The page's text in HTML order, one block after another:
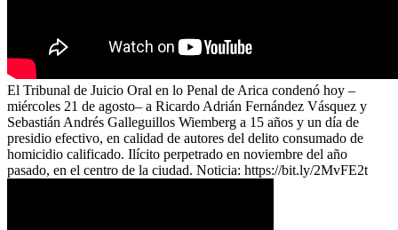
El Tribunal de Juicio Oral en lo Penal de Arica condenó hoy –
miércoles 21 de agosto– a Ricardo Adrián Fernández Vásquez y
Sebastián Andrés Galleguillos Wiemberg a 15 años y un día de
presidio efectivo, en calidad de autores del delito consumado de
homicidio calificado. Ilícito perpetrado en noviembre del año
pasado, en el centro de la ciudad. Noticia: https://bit.ly/2MvFE2t